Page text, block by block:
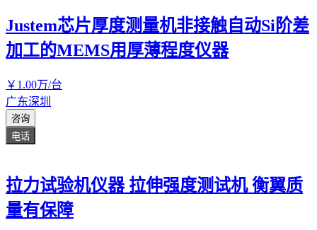
Justem芯片厚度测量机非接触自动Si阶差
加工的MEMS用厚薄程度仪器
￥ 1 .00万/台
广东深圳
咨询
电话
拉力试验机仪器 拉伸强度测试机 衡翼质
量有保障